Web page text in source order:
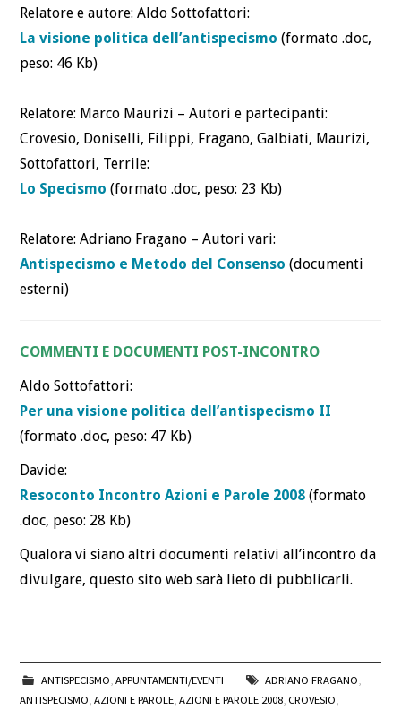
Relatore e autore: Aldo Sottofattori:
La visione politica dell’antispecismo (formato .doc,
peso: 46 Kb)
Relatore: Marco Maurizi – Autori e partecipanti:
Crovesio, Doniselli, Filippi, Fragano, Galbiati, Maurizi,
Sottofattori, Terrile:
Lo Specismo (formato .doc, peso: 23 Kb)
Relatore: Adriano Fragano – Autori vari:
Antispecismo e Metodo del Consenso (documenti
esterni)
COMMENTI E DOCUMENTI POST-INCONTRO
Aldo Sottofattori:
Per una visione politica dell’antispecismo II
(formato .doc, peso: 47 Kb)
Davide:
Resoconto Incontro Azioni e Parole 2008 (formato
.doc, peso: 28 Kb)
Qualora vi siano altri documenti relativi all’incontro da
divulgare, questo sito web sarà lieto di pubblicarli.
ANTISPECISMO, APPUNTAMENTI/EVENTI ADRIANO FRAGANO,
ANTISPECISMO,AZIONI E PAROLE,AZIONI E PAROLE 2008, CROVESIO,